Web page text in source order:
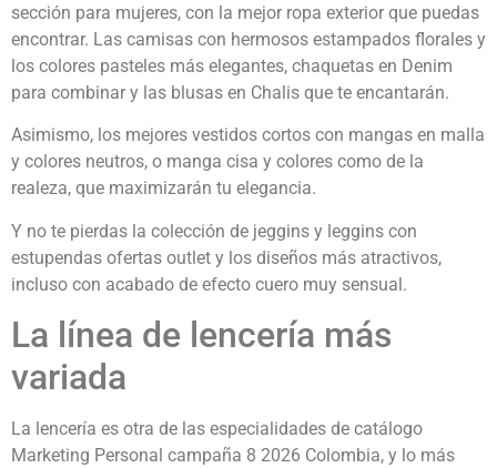
sección para mujeres, con la mejor ropa exterior que puedas
encontrar. Las camisas con hermosos estampados florales y
los colores pasteles más elegantes, chaquetas en Denim
para combinar y las blusas en Chalis que te encantarán.
Asimismo, los mejores vestidos cortos con mangas en malla
y colores neutros, o manga cisa y colores como de la
realeza, que maximizarán tu elegancia.
Y no te pierdas la colección de jeggins y leggins con
estupendas ofertas outlet y los diseños más atractivos,
incluso con acabado de efecto cuero muy sensual.
La línea de lencería más
variada
La lencería es otra de las especialidades de catálogo
Marketing Personal campaña 8 2026 Colombia, y lo más